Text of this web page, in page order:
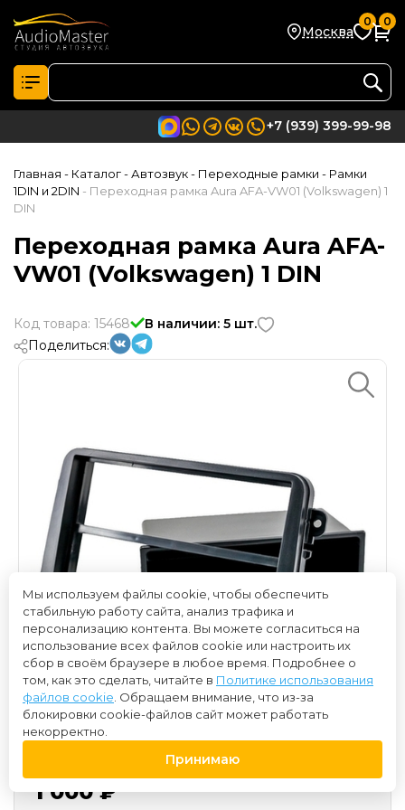
Москва
0 0
+7 (939) 399-99-98
Главная - Каталог- Автозвук- Переходные рамки - Рамки
1DIN и 2DIN - Переходная рамка Aura AFA-VW01 (Volkswagen) 1
DIN
Переходная рамка Aura AFA-
VW01 (Volkswagen) 1 DIN
Код товара: 15468
В наличии: 5 шт.
Поделиться:
1 000 ₽
Мы используем файлы cookie, чтобы обеспечить
стабильную работу сайта, анализ трафика и
персонализацию контента. Вы можете согласиться на
использование всех файлов cookie или настроить их
сбор в своём браузере в любое время. Подробнее о
том, как это сделать, читайте в Политике использования
файлов cookie . Обращаем внимание, что из-за
блокировки cookie-файлов сайт может работать
некорректно.
Принимаю